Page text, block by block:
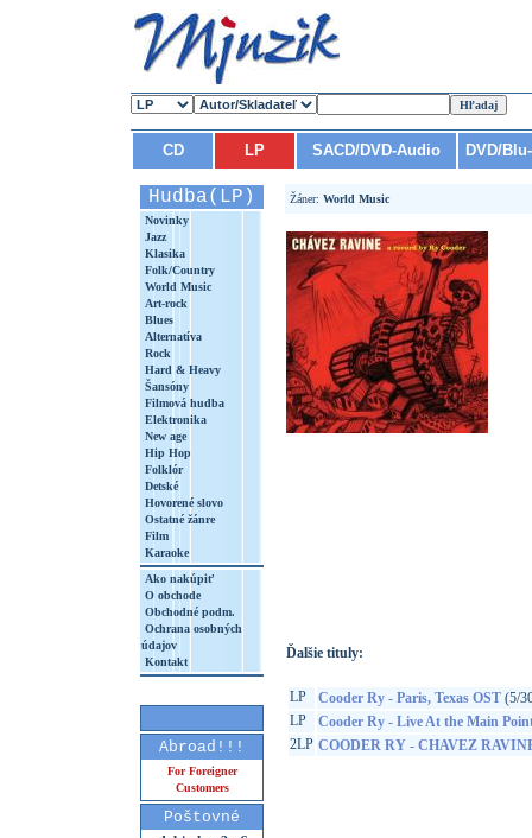
CD LP SACD/DVD-Audio DVD/
Hudba(LP)
Novinky
Jazz
Klasika
Folk/Country
World Music
Art-rock
Blues
Alternatíva
Rock
Hard & Heavy
Šansóny
Filmová hudba
Elektronika
New age
Hip Hop
Folklór
Detské
Hovorené slovo
Ostatné žánre
Film
Karaoke
Ako nakúpiť
O obchode
Obchodné podm.
Ochrana osobných
údajov
Kontakt
Abroad!!!
For Foreigner
Customers
Poštovné
Žáner: World Music
Ďalšie tituly:
LP Cooder Ry - Paris, Texas OST (5/
LP
Cooder Ry - Live At the Main
2LP COODER RY - CHAVEZ